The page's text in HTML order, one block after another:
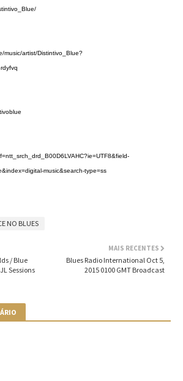
music/artist/Distintivo_Blue?
music&search-type=ss
NO BLUES
MAIS RECENTES
Blues Radio International Oct 5,
2015 0100 GMT Broadcast
/ Blue
Sessions